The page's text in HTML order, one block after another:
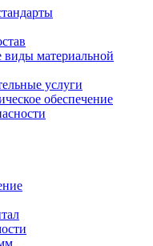
материальной
услуги
обеспечение